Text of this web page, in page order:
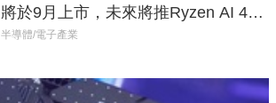
將於9月上市，未來將推Ryzen AI 400
Max系列處理器與對應升級版
半導體/電子產業